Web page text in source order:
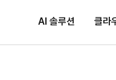
AI 솔루션 클라
AI 솔루션 클라